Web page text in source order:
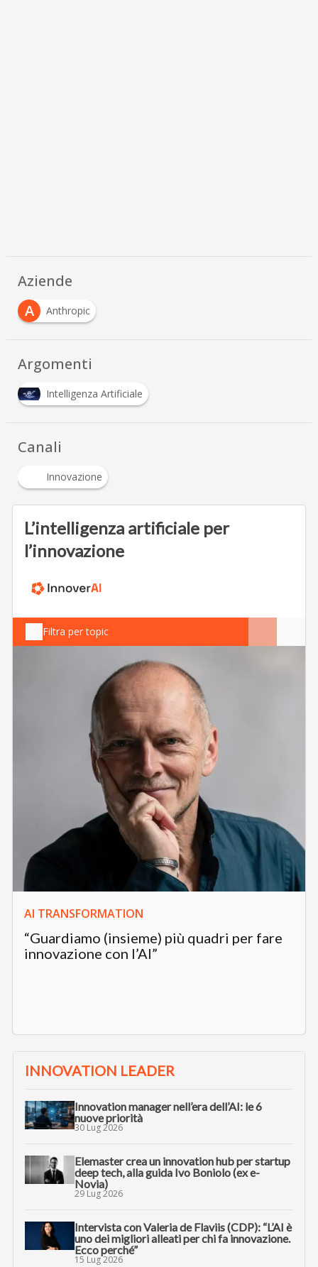
Aziende
A
Anthropic
Argomenti
Intelligenza Artificiale
Canali
Innovazione
L’intelligenza artificiale per
l’innovazione
Filtra per topic
AI TRANSFORMATION
“Guardiamo (insieme) più quadri per fare
innovazione con l’AI”
INNOVATION LEADER
Innovation manager nell’era dell’AI: le 6
nuove priorità
30 Lug 2026
Elemaster crea un innovation hub per startup
deep tech, alla guida Ivo Boniolo (ex e-
Novia)
29 Lug 2026
Intervista con Valeria de Flaviis (CDP): “L’AI è
uno dei migliori alleati per chi fa innovazione.
Ecco perché”
15 Lug 2026